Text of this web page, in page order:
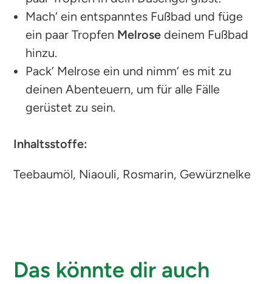
Mach‘ ein entspanntes Fußbad und füge
ein paar Tropfen Melrose deinem Fußbad
hinzu.
Pack‘ Melrose ein und nimm‘ es mit zu
deinen Abenteuern, um für alle Fälle
gerüstet zu sein.
Inhaltsstoffe:
Teebaumöl, Niaouli, Rosmarin, Gewürznelke
Das könnte dir auch